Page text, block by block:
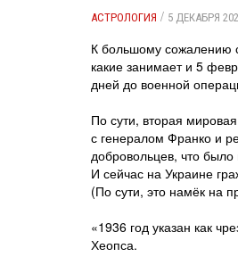
АСТРОЛОГИЯ / 5 ДЕКАБРЯ
К большому сожалению
какие занимает и 5
дней до военной
По сути, вторая
с генералом Франко и
добровольцев, что
И сейчас на Украине
(По сути, это намёк на
«1936 год указан как
Хеопса.